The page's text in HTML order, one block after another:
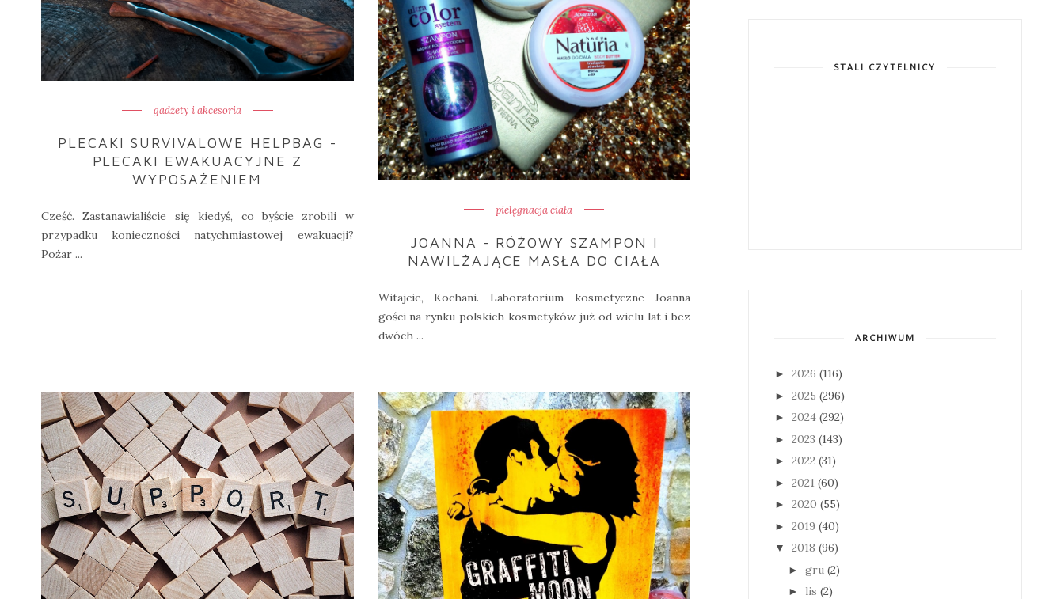
gadżety i akcesoria
PLECAKI SURVIVALOWE HELPBAG -
PLECAKI EWAKUACYJNE Z
WYPOSAŻENIEM
Cześć. Zastanawialiście się kiedyś, co byście zrobili w
przypadku konieczności natychmiastowej ewakuacji?
Pożar ...
pielęgnacja ciała
JOANNA - RÓŻOWY SZAMPON I
NAWILŻAJĄCE MASŁA DO CIAŁA
Witajcie, Kochani. Laboratorium kosmetyczne Joanna
gości na rynku polskich kosmetyków już od wielu lat i bez
dwóch ...
STALI CZYTELNICY
ARCHIWUM
► 2026 (116)
► 2025 (296)
► 2024 (292)
► 2023 (143)
► 2022 (31)
► 2021 (60)
► 2020 (55)
► 2019 (40)
▼ 2018 (96)
► gru (2)
► lis (2)